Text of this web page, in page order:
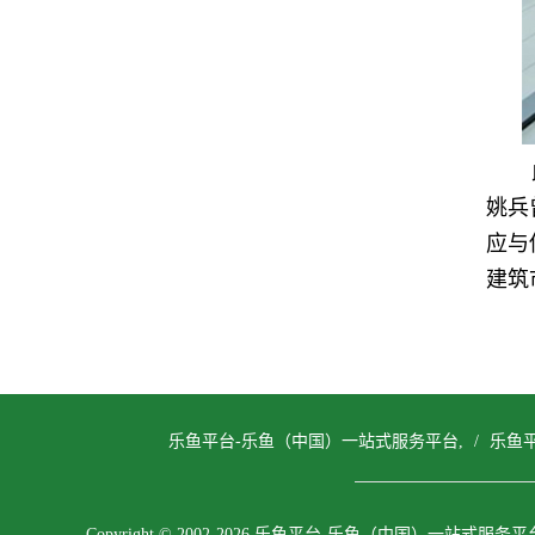
姚兵
应与
建筑
乐鱼平台-乐鱼（中国）一站式服务平台, / 乐鱼